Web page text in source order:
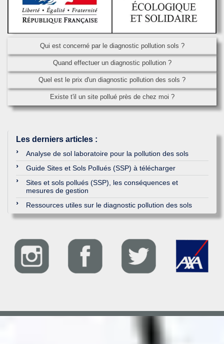
Qui est concerné par le diagnostic pollution sols ?
Quand effectuer un diagnostic pollution ?
Quel est le prix d'un diagnostic pollution des sols ?
Existe t'il un site pollué près de chez moi ?
Les derniers articles :
Analyse de sol laboratoire pour la pollution des sols
Guide Sites et Sols Pollués (SSP) à télécharger
Sites et sols pollués (SSP), les conséquences et
mesures de gestion
Ressources utiles sur le diagnostic pollution des sols